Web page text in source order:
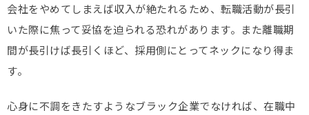
会社をやめてしまえば収入が絶たれるため、転職活動が長引
いた際に焦って妥協を迫られる恐れがあります。また離職期
間が長引けば長引くほど、採用側にとってネックになり得ま
す。
心身に不調をきたすようなブラック企業でなければ、在職中